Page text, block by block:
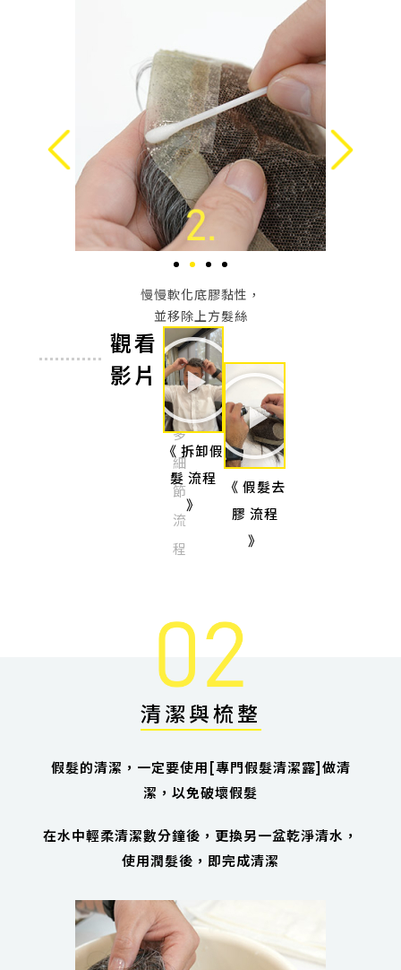
慢慢軟化底膠黏性，
並移除上方髮絲
觀看
影片
更
多
細
節
流
程
《 拆卸假
髮 流程
》
《 假髮去
膠 流程
》
清潔與梳整
假髮的清潔，一定要使用[專門假髮清潔露]做清
潔，以免破壞假髮
在水中輕柔清潔數分鐘後，更換另一盆乾淨清水，
使用潤髮後，即完成清潔